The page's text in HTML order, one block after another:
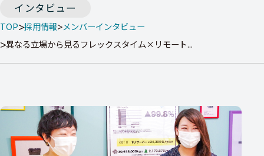
インタビュー
TOP 採用情報 メンバーインタビュー
異なる立場から見るフレックスタイム×リモート...